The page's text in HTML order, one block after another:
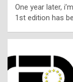
One year later,
1st edition has